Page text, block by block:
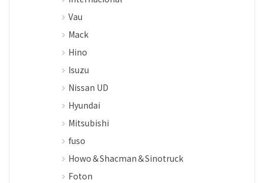
Vau
Mack
Hino
Isuzu
Nissan UD
Hyundai
Mitsubishi
fuso
Howo＆Shacman＆Sinotruck
Foton